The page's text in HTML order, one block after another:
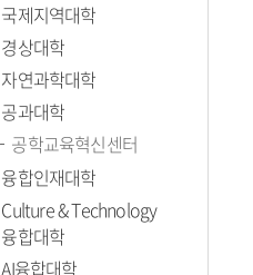
국제지역대학
경상대학
자연과학대학
공과대학
공학교육혁신센터
융합인재대학
Culture & Technology
융합대학
AI융합대학